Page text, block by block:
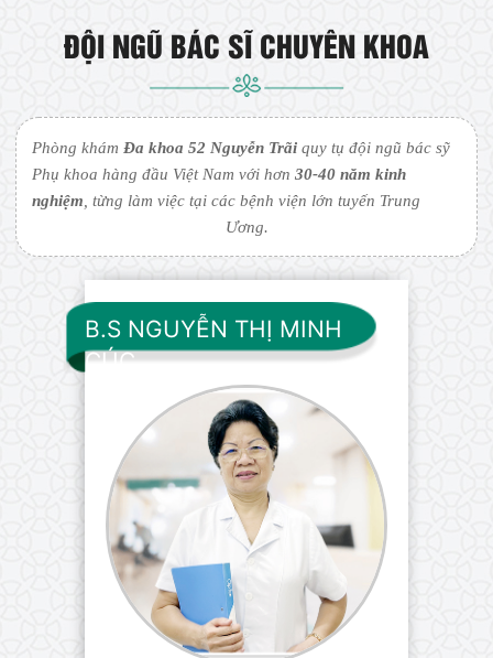
ĐỘI NGŨ BÁC SĨ CHUYÊN KHOA
Phòng khámĐa khoa 52 Nguyễn Trãi quy tụ đội ngũ bác sỹ
Phụ khoa hàng đầu Việt Nam với hơn30-40 năm kinh
nghiệm , từng làm việc tại các bệnh viện lớn tuyến Trung
Ương.
B.S NGUYỄN THỊ MINH
CÚC